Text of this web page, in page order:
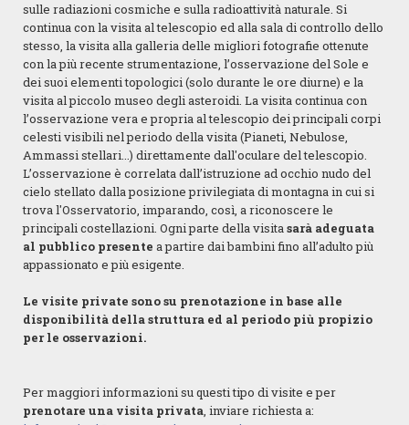
sulle radiazioni cosmiche e sulla radioattività naturale. Si
continua con la visita al telescopio ed alla sala di controllo dello
stesso, la visita alla galleria delle migliori fotografie ottenute
con la più recente strumentazione, l’osservazione del Sole e
dei suoi elementi topologici (solo durante le ore diurne) e la
visita al piccolo museo degli asteroidi. La visita continua con
l’osservazione vera e propria al telescopio dei principali corpi
celesti visibili nel periodo della visita (Pianeti, Nebulose,
Ammassi stellari...) direttamente dall'oculare del telescopio.
L’osservazione è correlata dall’istruzione ad occhio nudo del
cielo stellato dalla posizione privilegiata di montagna in cui si
trova l'Osservatorio, imparando, così, a riconoscere le
principali costellazioni. Ogni parte della visitasarà adeguata
al pubblico presente a partire dai bambini fino all’adulto più
appassionato e più esigente.
Le visite private sono su prenotazione in base alle
disponibilità della struttura ed al periodo più propizio
per le osservazioni.
Per maggiori informazioni su questi tipo di visite e per
prenotare una visita privata, inviare richiesta a: